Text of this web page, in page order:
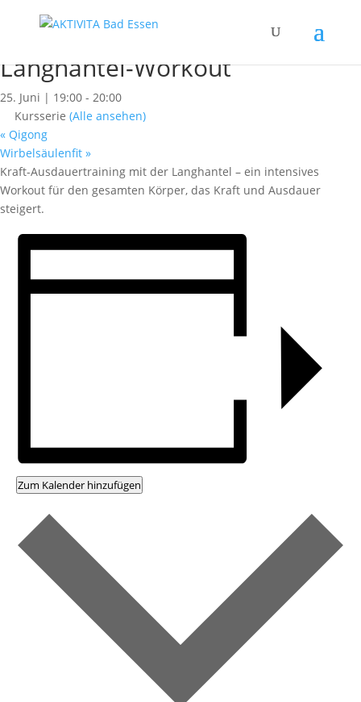
« Alle Kurse
Langhantel-Workout
25. Juni | 19:00 - 20:00
Kursserie (Alle ansehen)
« Qigong
Wirbelsäulenfit »
Kraft-Ausdauertraining mit der Langhantel – ein intensives
Workout für den gesamten Körper, das Kraft und Ausdauer
steigert.
Zum Kalender hinzufügen